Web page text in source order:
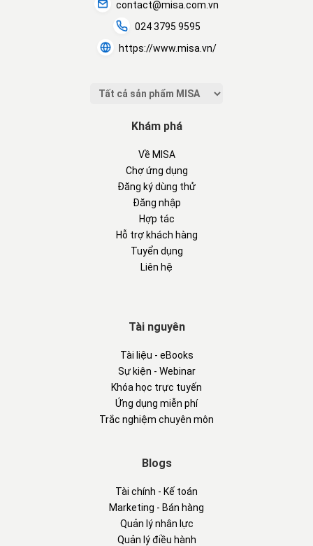
contact@misa.com.vn
024 3795 9595
https://www.misa.vn/
Khám phá
Về MISA
Chợ ứng dụng
Đăng ký dùng thử
Đăng nhập
Hợp tác
Hỗ trợ khách hàng
Tuyển dụng
Liên hệ
Tài nguyên
Tài liệu - eBooks
Sự kiện - Webinar
Khóa học trực tuyến
Ứng dụng miễn phí
Trắc nghiệm chuyên môn
Blogs
Tài chính - Kế toán
Marketing - Bán hàng
Quản lý nhân lực
Quản lý điều hành